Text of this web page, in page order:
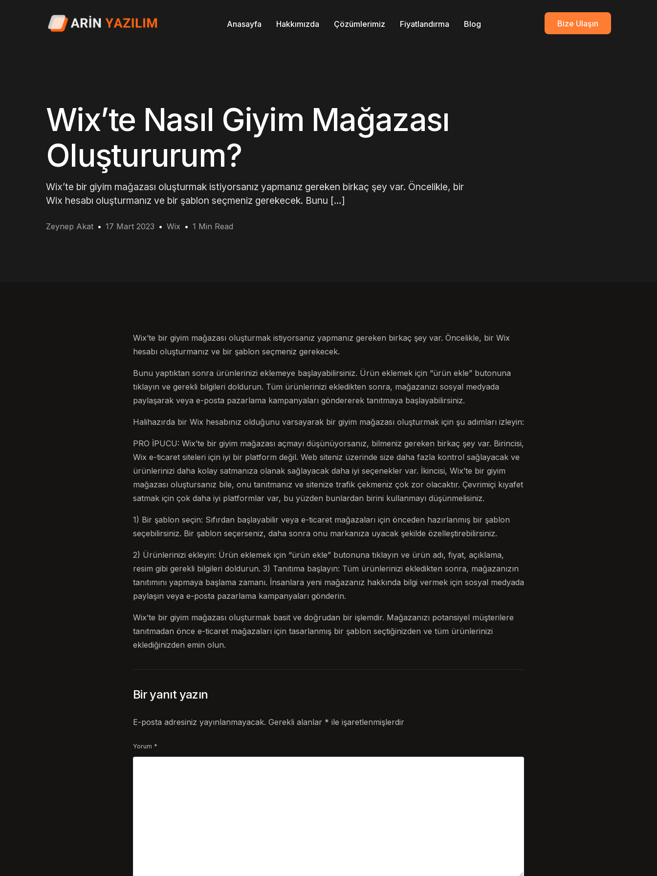
Anasayfa Hakkımızda Çözümlerimiz Fiyatlandırma Blog Bize Ulaşın
Wix’te Nasıl Giyim Mağazası
Oluştururum?
Wix’te bir giyim mağazası oluşturmak istiyorsanız yapmanız gereken birkaç şey var. Öncelikle, bir
Wix hesabı oluşturmanız ve bir şablon seçmeniz gerekecek. Bunu […]
Zeynep Akat 17 Mart 2023 Wix 1 Min Read
Wix’te bir giyim mağazası oluşturmak istiyorsanız yapmanız gereken birkaç şey var. Öncelikle, bir Wix
hesabı oluşturmanız ve bir şablon seçmeniz gerekecek.
Bunu yaptıktan sonra ürünlerinizi eklemeye başlayabilirsiniz. Ürün eklemek için “ürün ekle” butonuna
tıklayın ve gerekli bilgileri doldurun. Tüm ürünlerinizi ekledikten sonra, mağazanızı sosyal medyada
paylaşarak veya e-posta pazarlama kampanyaları göndererek tanıtmaya başlayabilirsiniz.
Halihazırda bir Wix hesabınız olduğunu varsayarak bir giyim mağazası oluşturmak için şu adımları izleyin:
PRO İPUCU: Wix’te bir giyim mağazası açmayı düşünüyorsanız, bilmeniz gereken birkaç şey var. Birincisi,
Wix e-ticaret siteleri için iyi bir platform değil. Web siteniz üzerinde size daha fazla kontrol sağlayacak ve
ürünlerinizi daha kolay satmanıza olanak sağlayacak daha iyi seçenekler var. İkincisi, Wix’te bir giyim
mağazası oluştursanız bile, onu tanıtmanız ve sitenize trafik çekmeniz çok zor olacaktır. Çevrimiçi kıyafet
satmak için çok daha iyi platformlar var, bu yüzden bunlardan birini kullanmayı düşünmelisiniz.
1) Bir şablon seçin: Sıfırdan başlayabilir veya e-ticaret mağazaları için önceden hazırlanmış bir şablon
seçebilirsiniz. Bir şablon seçerseniz, daha sonra onu markanıza uyacak şekilde özelleştirebilirsiniz.
2) Ürünlerinizi ekleyin: Ürün eklemek için “ürün ekle” butonuna tıklayın ve ürün adı, fiyat, açıklama,
resim gibi gerekli bilgileri doldurun. 3) Tanıtıma başlayın: Tüm ürünlerinizi ekledikten sonra, mağazanızın
tanıtımını yapmaya başlama zamanı. İnsanlara yeni mağazanız hakkında bilgi vermek için sosyal medyada
paylaşın veya e-posta pazarlama kampanyaları gönderin.
Wix’te bir giyim mağazası oluşturmak basit ve doğrudan bir işlemdir. Mağazanızı potansiyel müşterilere
tanıtmadan önce e-ticaret mağazaları için tasarlanmış bir şablon seçtiğinizden ve tüm ürünlerinizi
eklediğinizden emin olun.
Bir yanıt yazın
E-posta adresiniz yayınlanmayacak. Gerekli alanlar * ile işaretlenmişlerdir
Yorum *